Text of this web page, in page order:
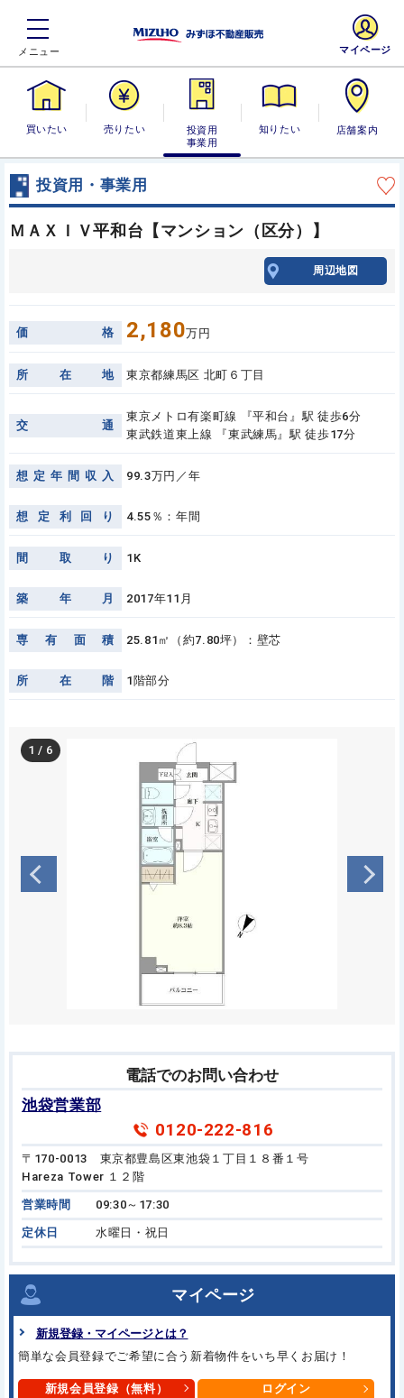
買いたい 売りたい
投資用・事業
用
知りたい 店舗案内
マイページ
投資用・事業用
ＭＡＸＩＶ平和台【マンション（区分）】
周辺地図
価 格 2,180万円
所 在 地 東京都練馬区 北町６丁目
交 通
東京メトロ有楽町線 『平和台』駅 徒歩6分
東武鉄道東上線 『東武練馬』駅 徒歩17分
想 定 年 間 収 入 99.3万円／年
想 定 利 回 り 4.55％：年間
間 取 り 1K
築 年 月 2017年11月
専 有 面 積 25.81㎡（約7.80坪）：壁芯
所 在 階 1階部分
1 / 6
電話でのお問い合わせ
池袋営業部
0120-222-816
〒170-0013 東京都豊島区東池袋１丁目１８番１号
Hareza Tower １２階
営業時間 09:30～17:30
定休日 水曜日・祝日
マイページ
新規登録・マイページとは？
簡単な会員登録でご希望に合う新着物件をいち早くお届け！
新規会員登録（無料） ログイン